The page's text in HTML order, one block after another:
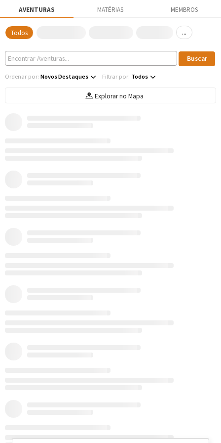
AVENTURAS MATÉRIAS MEMBROS
Todos ...
Ordenar por: Novos Destaques Filtrar por: Todos
Explorar no Mapa